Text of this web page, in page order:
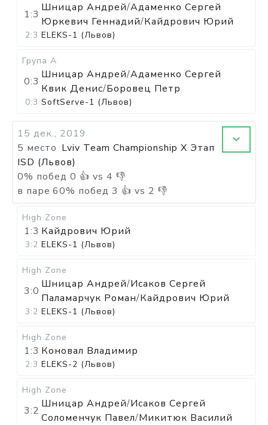
1:3
Шницар Андрей/Адаменко Сергей
Юркевич Геннадий/Кайдрович Юрий
2:3 ELEKS-1 (Львов)
Група А
0:3
Шницар Андрей/Адаменко Сергей
Квик Денис/Боровец Петр
0:3 SoftServe-1 (Львов)
15 дек., 2019
5 место Lviv Team Championship X Этап
ISD (Львов)
0% побед 0 👍 vs 4 👎
в паре 60% побед 3 👍 vs 2 👎
High Zone
1:3 Кайдрович Юрий
3:2 ELEKS-1 (Львов)
High Zone
3:0
Шницар Андрей/Исаков Сергей
Паламарчук Роман/Кайдрович Юрий
3:2 ELEKS-1 (Львов)
High Zone
1:3 Коновал Владимир
2:3 ELEKS-2 (Львов)
High Zone
3:2
Шницар Андрей/Исаков Сергей
Соломенчук Павел/Микитюк Василий